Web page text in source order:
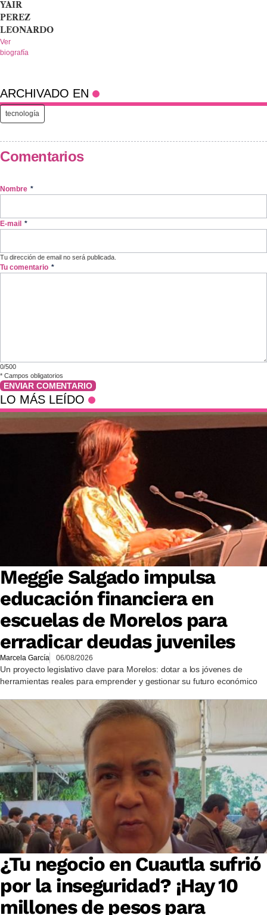
YAIR
PEREZ
LEONARDO
Ver
biografía
ARCHIVADO EN
tecnología
Comentarios
Nombre *
E-mail *
Tu dirección de email no será publicada.
Tu comentario *
0/500
* Campos obligatorios
ENVIAR COMENTARIO
LO MÁS LEÍDO
Meggie Salgado impulsa
educación financiera en
escuelas de Morelos para
erradicar deudas juveniles
Marcela García 06/08/2026
Un proyecto legislativo clave para Morelos: dotar a los jóvenes de
herramientas reales para emprender y gestionar su futuro económico
¿Tu negocio en Cuautla sufrió
por la inseguridad? ¡Hay 10
millones de pesos para